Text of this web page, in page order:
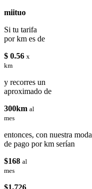
miituo
Si tu tarifa
por km es de
$ 0.56 x
km
y recorres un
aproximado de
300km al
mes
entonces, con nuestra
de pago por km serían
$168 al
mes
$1,726